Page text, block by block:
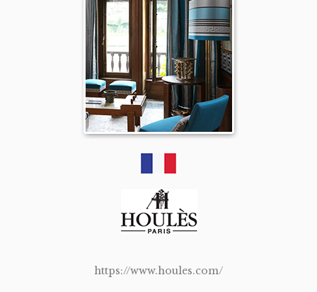
https://www.houles.com/